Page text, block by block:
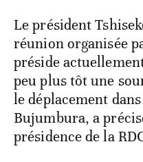
Le président
réunion organisée
préside
peu plus tôt une
le déplacement
Bujumbura, a
présidence de la